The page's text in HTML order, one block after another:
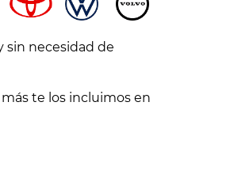
sin necesidad de
te los incluimos en